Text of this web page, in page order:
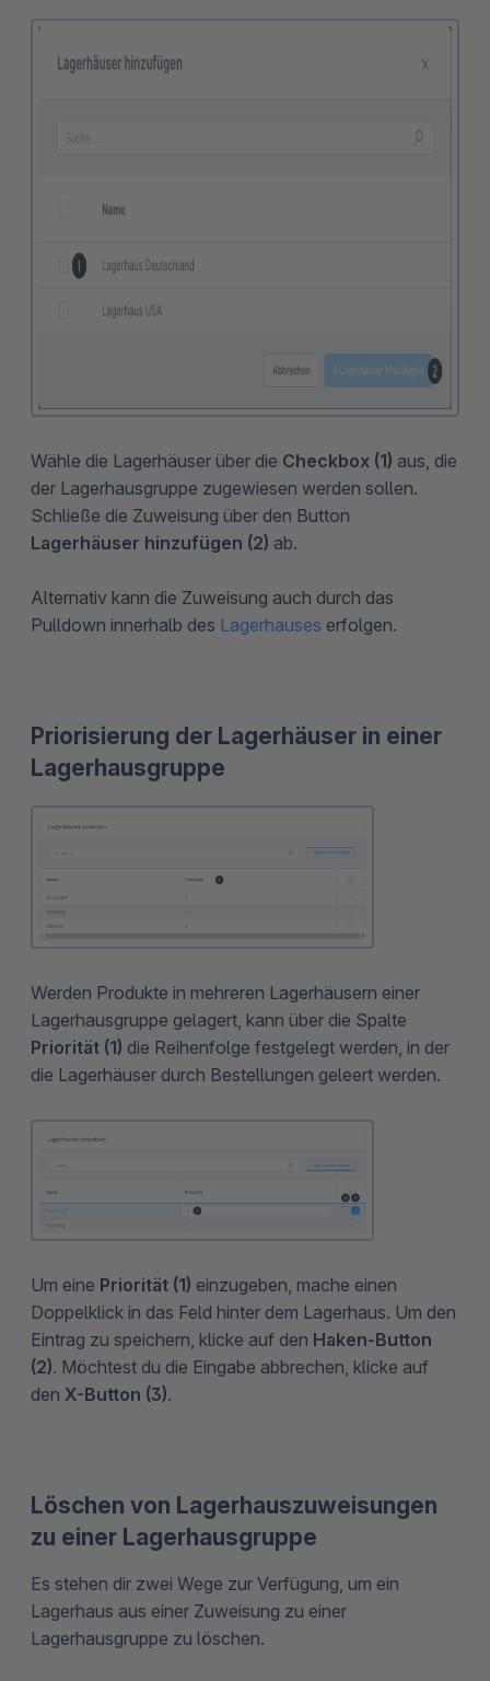
Wähle die Lagerhäuser über die Checkbox (1) aus, die
der Lagerhausgruppe zugewiesen werden sollen.
Schließe die Zuweisung über den Button
Lagerhäuser hinzufügen (2) ab.
Alternativ kann die Zuweisung auch durch das
Pulldown innerhalb des Lagerhauses erfolgen.
Priorisierung der Lagerhäuser in einer
Lagerhausgruppe
Werden Produkte in mehreren Lagerhäusern einer
Lagerhausgruppe gelagert, kann über die Spalte
Priorität (1) die Reihenfolge festgelegt werden, in der
die Lagerhäuser durch Bestellungen geleert werden.
Um eine Priorität (1) einzugeben, mache einen
Doppelklick in das Feld hinter dem Lagerhaus. Um den
Eintrag zu speichern, klicke auf den Haken-Button
(2). Möchtest du die Eingabe abbrechen, klicke auf
den X-Button (3).
Löschen von Lagerhauszuweisungen
zu einer Lagerhausgruppe
Es stehen dir zwei Wege zur Verfügung, um ein
Lagerhaus aus einer Zuweisung zu einer
Lagerhausgruppe zu löschen.